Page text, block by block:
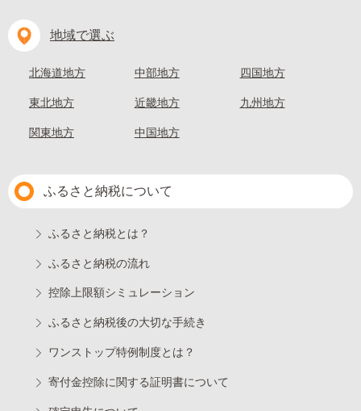
地域で選ぶ
北海道地方
東北地方
関東地方
中部地方
近畿地方
中国地方
四国地方
九州地方
ふるさと納税について
ふるさと納税とは？
ふるさと納税の流れ
控除上限額シミュレーション
ふるさと納税後の大切な手続き
ワンストップ特例制度とは？
寄付金控除に関する証明書について